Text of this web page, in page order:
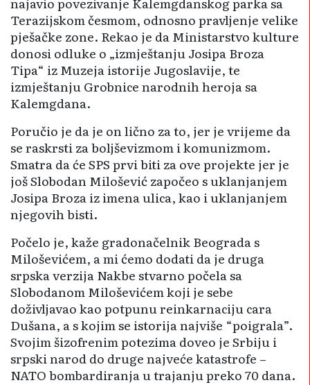
Terazijskom česmom, odnosno pravljenje velike
pješačke zone. Rekao je da Ministarstvo kulture
donosi odluke o „izmještanju Josipa Broza
Tipa“ iz Muzeja istorije Jugoslavije, te
izmještanju Grobnice narodnih heroja sa
Kalemgdana.
Poručio je da je on lično za to, jer je vrijeme da
se raskrsti za boljševizmom i komunizmom.
Smatra da će SPS prvi biti za ove projekte jer je
još Slobodan Milošević započeo s uklanjanjem
Josipa Broza iz imena ulica, kao i uklanjanjem
njegovih bisti.
Počelo je, kaže gradonačelnik Beograda s
Miloševićem, a mi ćemo dodati da je druga
srpska verzija Nakbe stvarno počela sa
Slobodanom Miloševićem koji je sebe
doživljavao kao potpunu reinkarnaciju cara
Dušana, a s kojim se istorija najviše “poigrala”.
Svojim šizofrenim potezima doveo je Srbiju i
srpski narod do druge najveće katastrofe –
NATO bombardiranja u trajanju preko 70 dana.